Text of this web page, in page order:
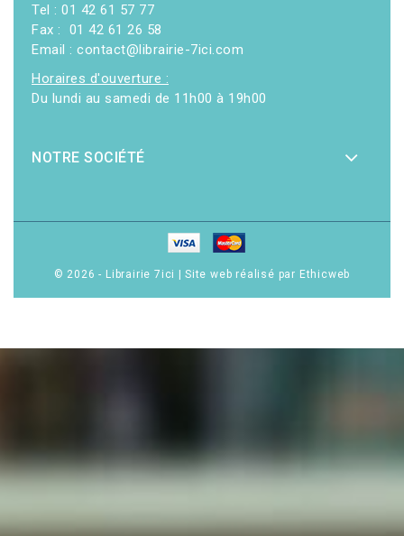
Tel : 01 42 61 57 77
Fax : 01 42 61 26 58
Email : contact@librairie-7ici.com
Horaires d'ouverture :
Du lundi au samedi de 11h00 à 19h00
NOTRE SOCIÉTÉ
© 2026 - Librairie 7ici Site web réalisé par Ethicweb